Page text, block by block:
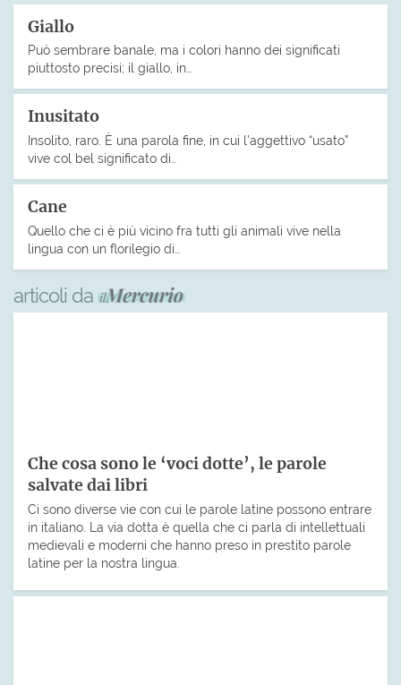
Giallo
Può sembrare banale, ma i colori hanno dei significati
piuttosto precisi; il giallo, in…
Inusitato
Insolito, raro. È una parola fine, in cui l’aggettivo “usato”
vive col bel significato di…
Cane
Quello che ci è più vicino fra tutti gli animali vive nella
lingua con un florilegio di…
articoli da
Che cosa sono le ‘voci dotte’, le parole
salvate dai libri
Ci sono diverse vie con cui le parole latine possono entrare
in italiano. La via dotta è quella che ci parla di intellettuali
medievali e moderni che hanno preso in prestito parole
latine per la nostra lingua.